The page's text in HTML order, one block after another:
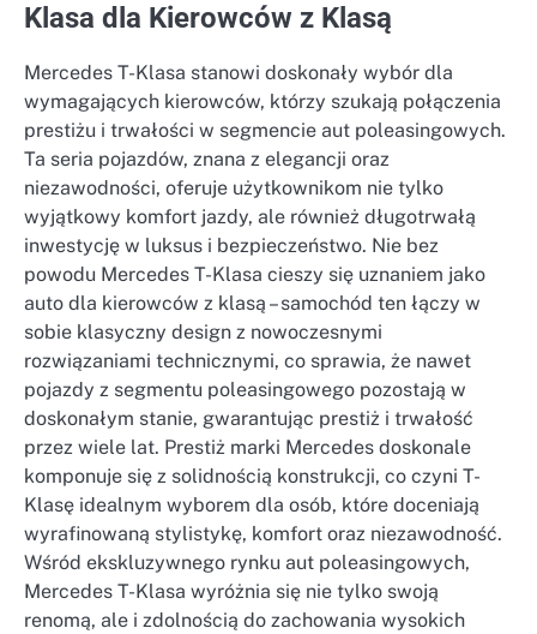
Klasa dla Kierowców z Klasą
Mercedes T-Klasa stanowi doskonały wybór dla
wymagających kierowców, którzy szukają połączenia
prestiżu i trwałości w segmencie aut poleasingowych.
Ta seria pojazdów, znana z elegancji oraz
niezawodności, oferuje użytkownikom nie tylko
wyjątkowy komfort jazdy, ale również długotrwałą
inwestycję w luksus i bezpieczeństwo. Nie bez
powodu Mercedes T-Klasa cieszy się uznaniem jako
auto dla kierowców z klasą – samochód ten łączy w
sobie klasyczny design z nowoczesnymi
rozwiązaniami technicznymi, co sprawia, że nawet
pojazdy z segmentu poleasingowego pozostają w
doskonałym stanie, gwarantując prestiż i trwałość
przez wiele lat. Prestiż marki Mercedes doskonale
komponuje się z solidnością konstrukcji, co czyni T-
Klasę idealnym wyborem dla osób, które doceniają
wyrafinowaną stylistykę, komfort oraz niezawodność.
Wśród ekskluzywnego rynku aut poleasingowych,
Mercedes T-Klasa wyróżnia się nie tylko swoją
renomą, ale i zdolnością do zachowania wysokich